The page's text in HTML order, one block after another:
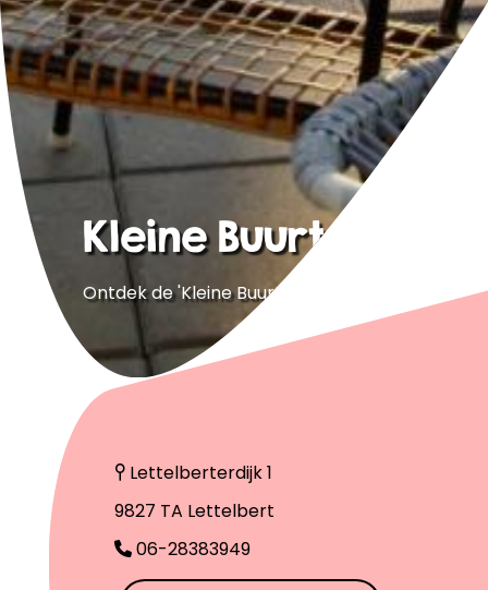
Kleine Buurt B&B
Ontdek de 'Kleine Buurt'
Lettelberterdijk 1
9827 TA Lettelbert
06-28383949